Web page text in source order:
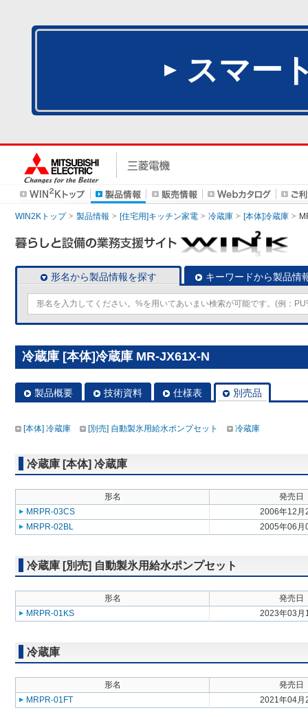
スマー
WIN2Kトップ 製品情報 [住宅用]キッチン家電 冷蔵庫 [本体]冷蔵庫
形名から製品情報を探す キーワードから製品情
冷蔵庫 [本体]冷蔵庫 MR-JX61X-N
製品概要 技術資料 仕様表 別売品
[本体] 冷蔵庫 [別売] 自動製氷用給水ポンプセット 冷蔵庫
冷蔵庫 [本体] 冷蔵庫
形名
発売日
MRPR-03CS
2006年12月
MRPR-02BL
2005年06月
冷蔵庫 [別売] 自動製氷用給水ポンプセット
形名
発売日
MRPR-01KS
2023年03月
冷蔵庫
形名
発売日
MRPR-01FT
2021年04月